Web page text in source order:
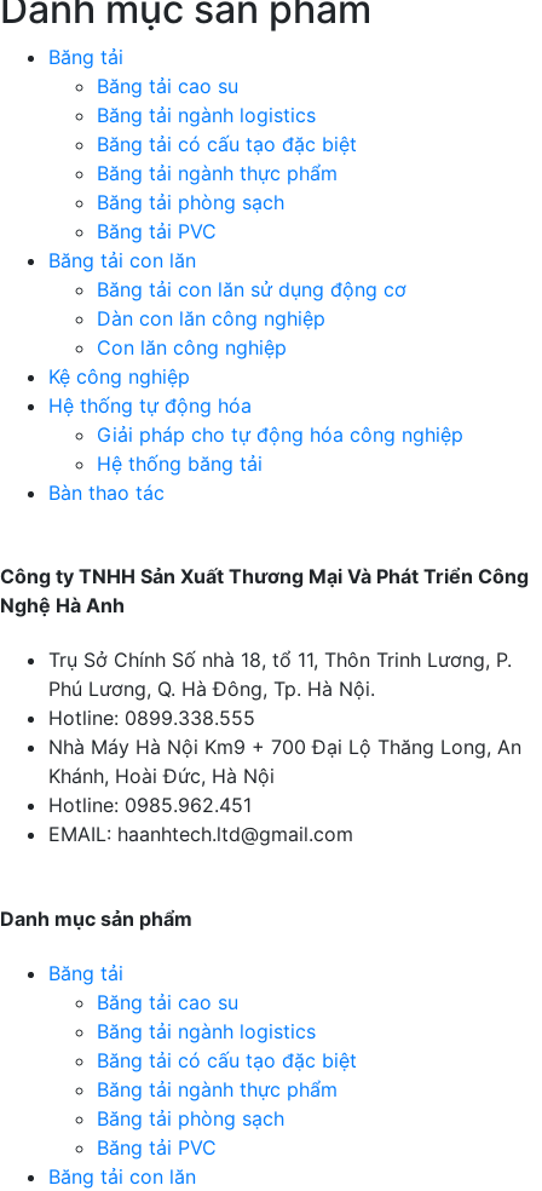
Băng tải
Băng tải cao su
Băng tải ngành logistics
Băng tải có cấu tạo đặc biệt
Băng tải ngành thực phẩm
Băng tải phòng sạch
Băng tải PVC
Băng tải con lăn
Băng tải con lăn sử dụng động cơ
Dàn con lăn công nghiệp
Con lăn công nghiệp
Kệ công nghiệp
Hệ thống tự động hóa
Giải pháp cho tự động hóa công nghiệp
Hệ thống băng tải
Bàn thao tác
Công ty TNHH Sản Xuất Thương Mại Và Phát Triển Công
Nghệ Hà Anh
Trụ Sở Chính Số nhà 18, tổ 11, Thôn Trinh Lương, P.
Phú Lương, Q. Hà Đông, Tp. Hà Nội.
Hotline: 0899.338.555
Nhà Máy Hà Nội Km9 + 700 Đại Lộ Thăng Long, An
Khánh, Hoài Đức, Hà Nội
Hotline: 0985.962.451
EMAIL: haanhtech.ltd@gmail.com
Danh mục sản phẩm
Băng tải
Băng tải cao su
Băng tải ngành logistics
Băng tải có cấu tạo đặc biệt
Băng tải ngành thực phẩm
Băng tải phòng sạch
Băng tải PVC
Băng tải con lăn